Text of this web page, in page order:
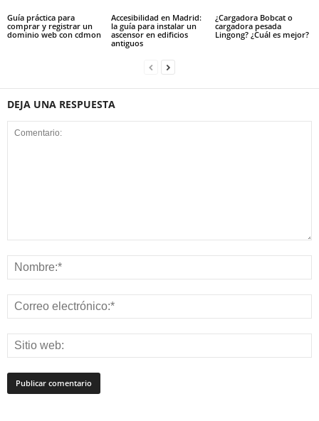
Guía práctica para
comprar y registrar un
dominio web con cdmon
Accesibilidad en Madrid:
la guía para instalar un
ascensor en edificios
antiguos
¿Cargadora Bobcat o
cargadora pesada
Lingong? ¿Cuál es mejor?
DEJA UNA RESPUESTA